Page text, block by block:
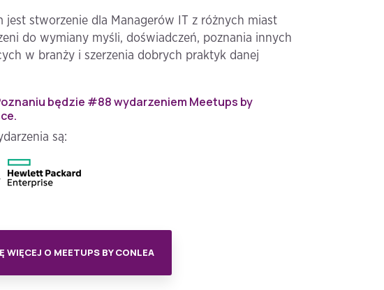
jest stworzenie dla Managerów IT z różnych miast
do wymiany myśli, doświadczeń, poznania innych
w branży i szerzenia dobrych praktyk danej
będzie #88 wydarzeniem Meetups by
są:
WIĘCEJ O MEETUPS BY CONLEA